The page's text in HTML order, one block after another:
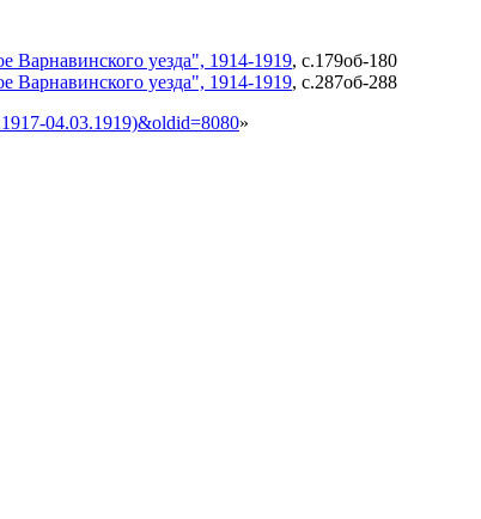
Варнавинского уезда", 1914-1919, с.179об-180
Варнавинского уезда", 1914-1919, с.287об-288
04.03.1919)&oldid=8080»